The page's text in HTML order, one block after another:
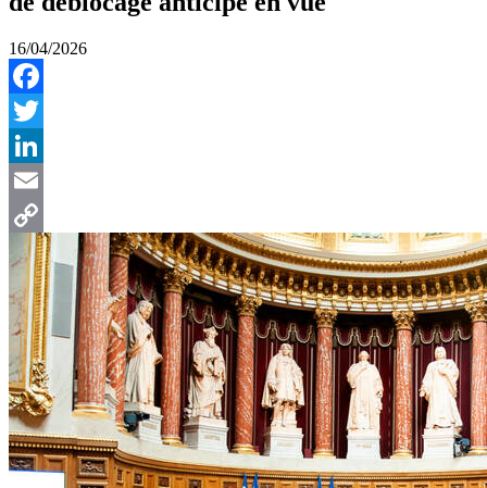
16/04/2026
Facebook
Twitter
LinkedIn
Email
Copy
Link